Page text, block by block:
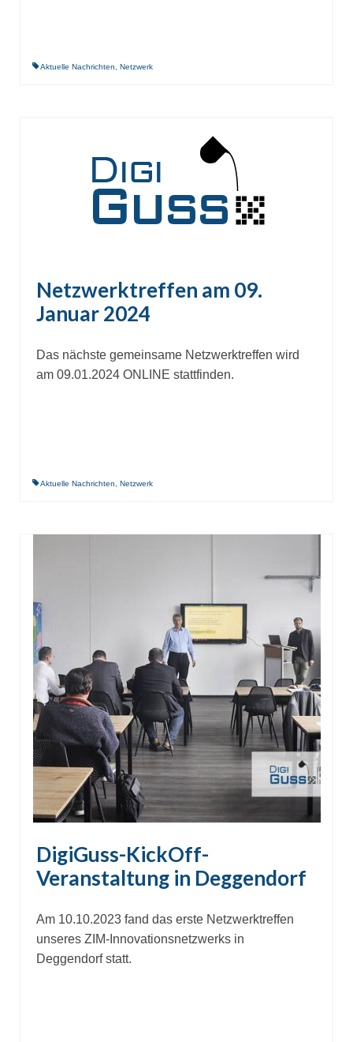
Aktuelle Nachrichten Netzwerk
Netzwerktreffen am 09.
Januar 2024
Das nächste gemeinsame Netzwerktreffen wird
am 09.01.2024 ONLINE stattfinden.
Aktuelle Nachrichten Netzwerk
DigiGuss-KickOff-
Veranstaltung in Deggendorf
Am 10.10.2023 fand das erste Netzwerktreffen
unseres ZIM-Innovationsnetzwerks in
Deggendorf statt.